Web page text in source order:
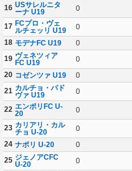
16 USサレルニタ
ーナ U19
0
17 FCプロ・ヴェ
ルチェッリ U19
0
18 モデナFC U19 0
19 ヴェネツィア
FC U19
0
20 コゼンツァ U19 0
21 カルチョ・パド
ヴァ U19
0
22 エンポリFC U-
20
0
23 カリアリ・カル
チョ U-20
0
24 ナポリ U-20 0
25 ジェノアCFC
U-20
0